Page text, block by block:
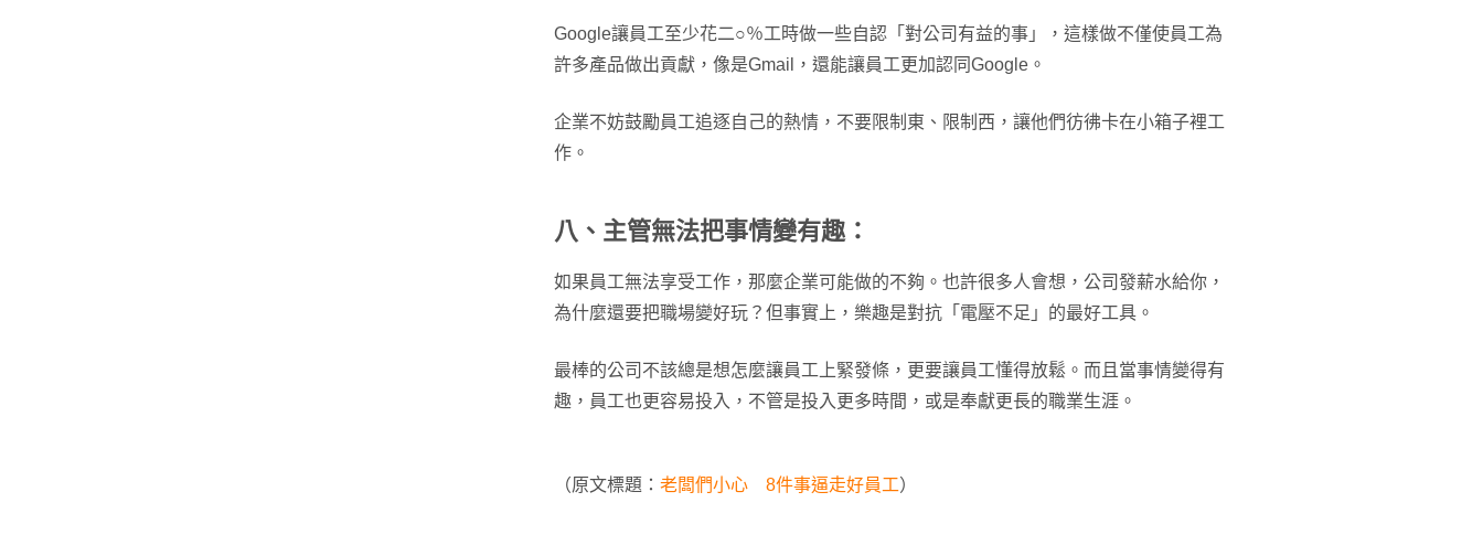
Google讓員工至少花二○％工時做一些自認「對公司有益的事」，這樣做不僅使員工為
許多產品做出貢獻，像是Gmail，還能讓員工更加認同Google。
企業不妨鼓勵員工追逐自己的熱情，不要限制東、限制西，讓他們彷彿卡在小箱子裡工
作。
八、主管無法把事情變有趣：
如果員工無法享受工作，那麼企業可能做的不夠。也許很多人會想，公司發薪水給你，
為什麼還要把職場變好玩？但事實上，樂趣是對抗「電壓不足」的最好工具。
最棒的公司不該總是想怎麼讓員工上緊發條，更要讓員工懂得放鬆。而且當事情變得有
趣，員工也更容易投入，不管是投入更多時間，或是奉獻更長的職業生涯。
（原文標題： 老闆們小心 8件事逼走好員工）